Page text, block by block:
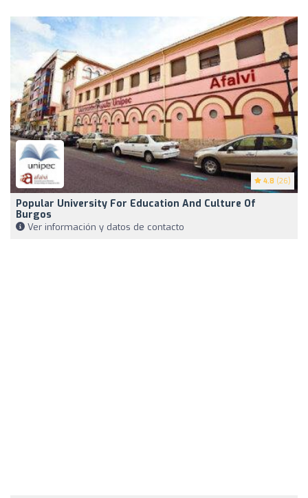
4.8 (26)
Popular University For Education And Culture Of
Burgos
Ver información y datos de contacto